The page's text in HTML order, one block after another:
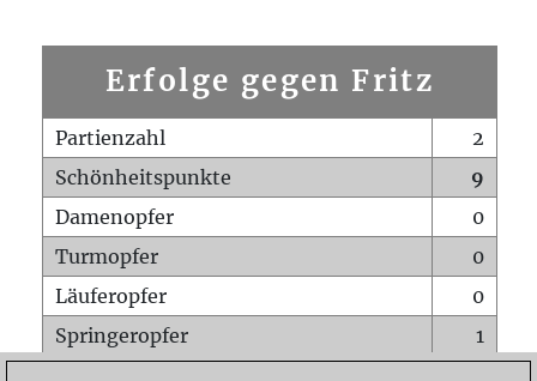
Erfolge gegen Fritz
Partienzahl
2
Schönheitspunkte
9
Damenopfer
0
Turmopfer
0
Läuferopfer
0
Springeropfer
1